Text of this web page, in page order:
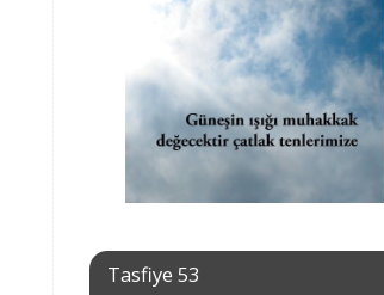
Tasfiye 53